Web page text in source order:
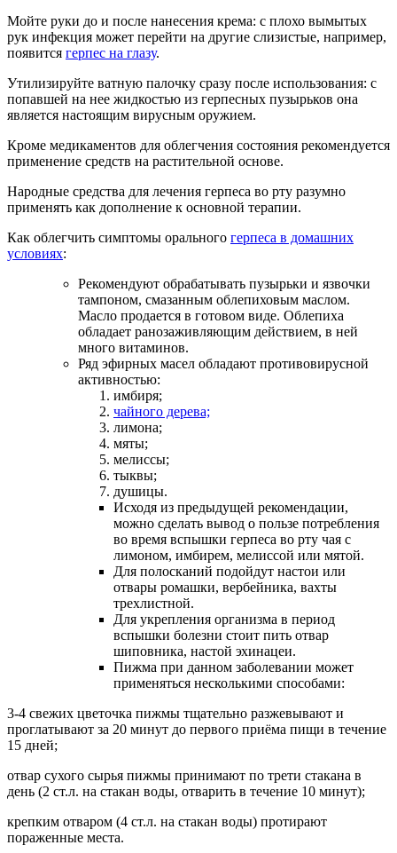
Мойте руки до и после нанесения крема: с плохо вымытых
рук инфекция может перейти на другие слизистые, например,
появится герпес на глазу.
Утилизируйте ватную палочку сразу после использования: с
попавшей на нее жидкостью из герпесных пузырьков она
является настоящим вирусным оружием.
Кроме медикаментов для облегчения состояния рекомендуется
применение средств на растительной основе.
Народные средства для лечения герпеса во рту разумно
применять как дополнение к основной терапии.
Как облегчить симптомы орального герпеса в домашних
условиях:
Рекомендуют обрабатывать пузырьки и язвочки
тампоном, смазанным облепиховым маслом.
Масло продается в готовом виде. Облепиха
обладает ранозаживляющим действием, в ней
много витаминов.
Ряд эфирных масел обладают противовирусной
активностью:
имбиря;
чайного дерева;
лимона;
мяты;
мелиссы;
тыквы;
душицы.
Исходя из предыдущей рекомендации,
можно сделать вывод о пользе потребления
во время вспышки герпеса во рту чая с
лимоном, имбирем, мелиссой или мятой.
Для полосканий подойдут настои или
отвары ромашки, вербейника, вахты
трехлистной.
Для укрепления организма в период
вспышки болезни стоит пить отвар
шиповника, настой эхинацеи.
Пижма при данном заболевании может
применяться несколькими способами:
3-4 свежих цветочка пижмы тщательно разжевывают и
проглатывают за 20 минут до первого приёма пищи в течение
15 дней;
отвар сухого сырья пижмы принимают по трети стакана в
день (2 ст.л. на стакан воды, отварить в течение 10 минут);
крепким отваром (4 ст.л. на стакан воды) протирают
пораженные места.